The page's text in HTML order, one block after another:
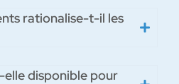
rationalise-t-il les
disponible pour